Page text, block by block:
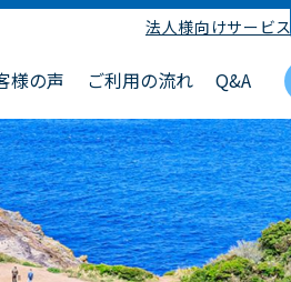
法人様向けサービス
様の声 ご利用の流れ Q&A